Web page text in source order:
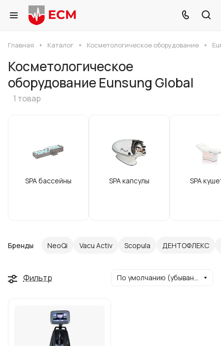
Главная Каталог Косметологическое оборудование
Косметологическое
оборудование Eunsung Global
1 товар
SPA бассейны SPA капсулы SPA
Бренды NeoQi Vacu Activ Scopula ДЕНТОФЛЕКС
Фильтр По умолчанию (убывание)